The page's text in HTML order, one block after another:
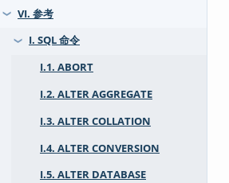
❯ VI. 参考
❯
I. SQL 命令
I.1. ABORT
I.2. ALTER AGGREGATE
I.3. ALTER COLLATION
I.4. ALTER CONVERSION
I.5. ALTER DATABASE